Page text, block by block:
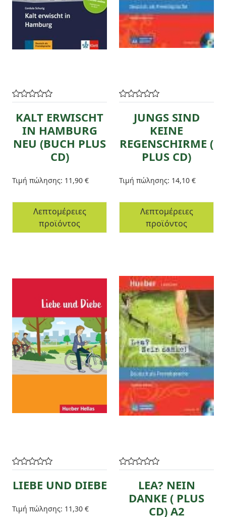
KALT ERWISCHT
IN HAMBURG
NEU (BUCH PLUS
CD)
Τιμή πώλησης: 11,90 €
Λεπτομέρειες
προϊόντος
JUNGS SIND
KEINE
REGENSCHIRME (
PLUS CD)
Τιμή πώλησης: 14,10 €
Λεπτομέρειες
προϊόντος
LIEBE UND DIEBE
Τιμή πώλησης: 11,30 €
LEA? NEIN
DANKE ( PLUS
CD) A2